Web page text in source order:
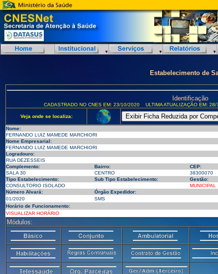
Estabelecimento de
Identificação
CADASTRADO NO CNES EM: 23/10/2020 ULTIMA ATUALIZAÇÃO EM:
Veja onde se localiza:
Nome:
FERNANDO LUIZ MAMEDE MARCHIORI
Nome Empresarial:
FERNANDO LUIZ MAMEDE MARCHIORI
Logradouro:
RUA DEZESSEIS
Complemento:
Bairro:
CEP:
SALA 30
CENTRO
38300070
Tipo Estabelecimento:
Sub Tipo Estabelecimento:
Gestão:
CONSULTORIO ISOLADO
MUNICIPAL
Número Alvará:
Órgão Expedidor:
01/2020
SMS
Horário de Funcionamento:
VISUALIZAR HORÁRIO
Módulos: